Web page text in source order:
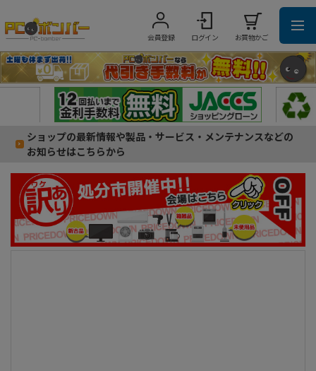
会員登録 ログイン お買物かご
ショップの最新情報や製品・サービス・メンテナンスなどの
お知らせはこちらから